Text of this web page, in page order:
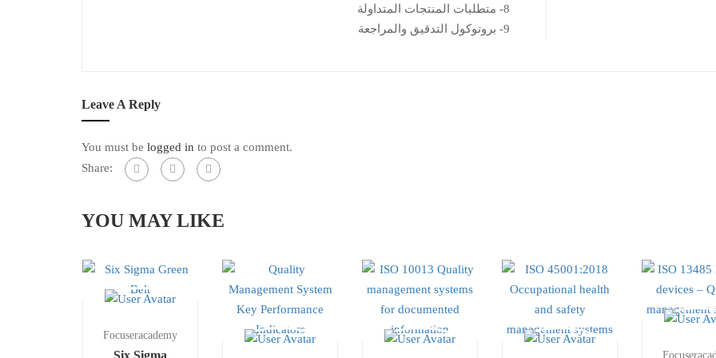
8- متطلبات المنتجات المتداولة
9- بروتوكول التدقيق والمراجعة
Leave A Reply
You must be logged in to post a comment.
Share:
YOU MAY LIKE
Focuseracademy
Six Sigma